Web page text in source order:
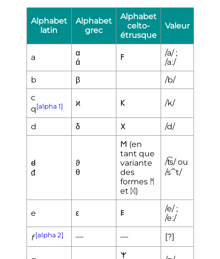
Alphabet
latin
Alphabet
grec
Alphabet
celto-
étrusque
Valeur
a
α
ά
𐌅 /a/ ;
/aː/
b
β
/b/
c
q[alpha 1] ϰ 𐌊 /k/
d δ 𐌗 /d/
ꟈ
đ
ϑ
θ
𐌑 (en
tant que
variante
des
formes ᛗ
et ᛞ)
/t͡s/ ou
/s⁀t/
e ε 𐌄 /e/ ;
/eː/
f [alpha 2] — — [?]
𐌙